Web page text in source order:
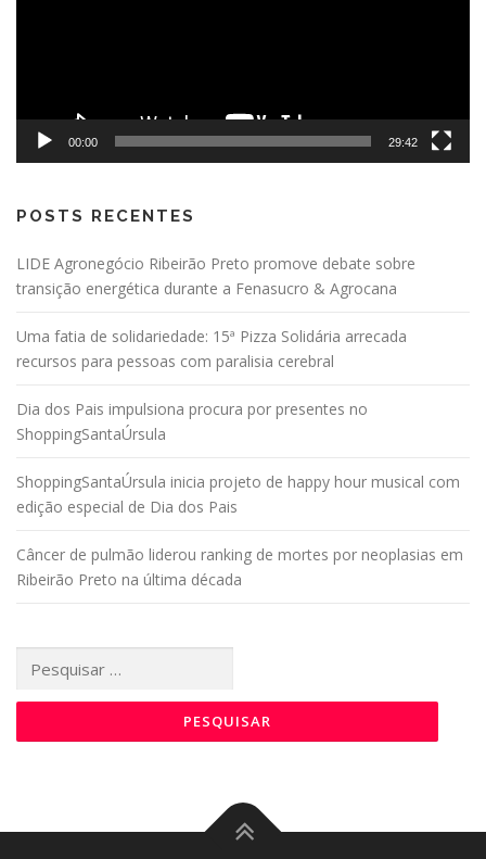
00:00 29:42
POSTS RECENTES
LIDE Agronegócio Ribeirão Preto promove debate sobre
transição energética durante a Fenasucro & Agrocana
Uma fatia de solidariedade: 15ª Pizza Solidária arrecada
recursos para pessoas com paralisia cerebral
Dia dos Pais impulsiona procura por presentes no
ShoppingSantaÚrsula
ShoppingSantaÚrsula inicia projeto de happy hour musical com
edição especial de Dia dos Pais
Câncer de pulmão liderou ranking de mortes por neoplasias em
Ribeirão Preto na última década
por: